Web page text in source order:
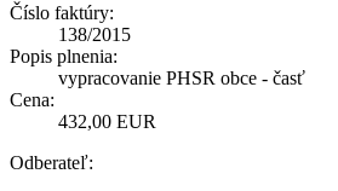
Číslo faktúry:
138/2015
Popis plnenia:
vypracovanie PHSR obce - časť
Cena:
432,00 EUR
Odberateľ: